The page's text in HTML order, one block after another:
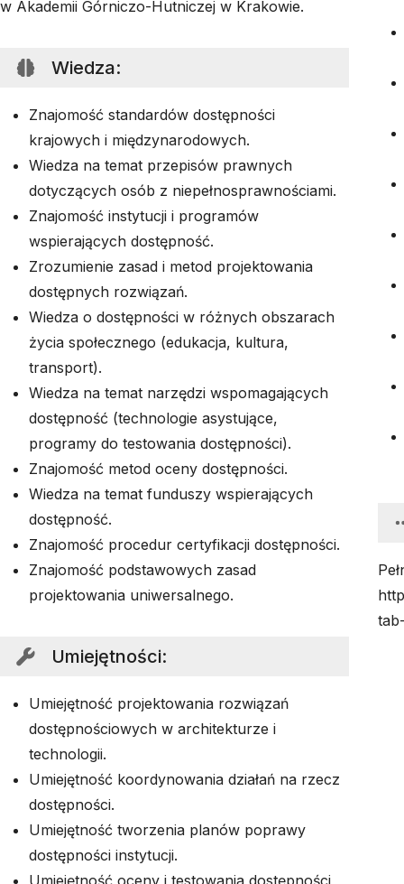
w Akademii Górniczo-Hutniczej w Krakowie.
Wiedza:
Znajomość standardów dostępności
krajowych i międzynarodowych.
Wiedza na temat przepisów prawnych
dotyczących osób z niepełnosprawnościami.
Znajomość instytucji i programów
wspierających dostępność.
Zrozumienie zasad i metod projektowania
dostępnych rozwiązań.
Wiedza o dostępności w różnych obszarach
życia społecznego (edukacja, kultura,
transport).
Wiedza na temat narzędzi wspomagających
dostępność (technologie asystujące,
programy do testowania dostępności).
Znajomość metod oceny dostępności.
Wiedza na temat funduszy wspierających
dostępność.
Znajomość procedur certyfikacji dostępności.
Znajomość podstawowych zasad
projektowania uniwersalnego.
Umiejętności:
Umiejętność projektowania rozwiązań
dostępnościowych w architekturze i
technologii.
Umiejętność koordynowania działań na rzecz
dostępności.
Umiejętność tworzenia planów poprawy
dostępności instytucji.
Umiejętność oceny i testowania dostępności